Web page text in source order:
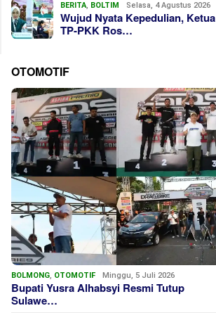
BERITA, BOLTIM Selasa, 4 Agustus 2026
Wujud Nyata Kepedulian, Ketua
TP-PKK Ros…
OTOMOTIF
BOLMONG, OTOMOTIF Minggu, 5 Juli 2026
Bupati Yusra Alhabsyi Resmi Tutup
Sulawe…